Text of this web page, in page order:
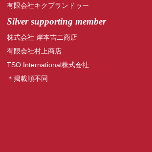
有限会社キクプランドゥー
Silver supporting member
株式会社 岸本吉二商店
有限会社村上商店
TSO International株式会社
＊掲載順不同